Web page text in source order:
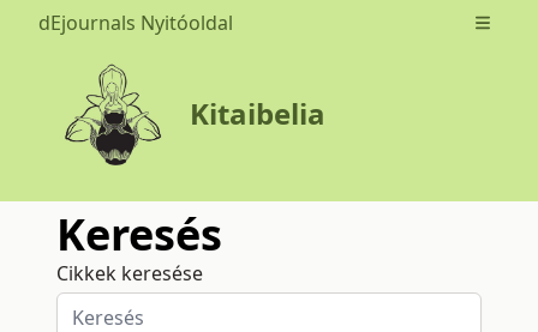
dEjournals Nyitóoldal Open
Kitaibelia
Keresés
Cikkek keresése